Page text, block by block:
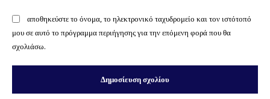
αποθηκεύστε το όνομα, το ηλεκτρονικό ταχυδρομείο και τον ιστότοπό
μου σε αυτό το πρόγραμμα περιήγησης για την επόμενη φορά που θα
σχολιάσω.